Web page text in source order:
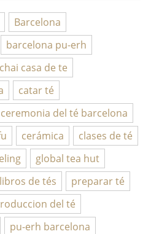
Barcelona
barcelona pu-erh
casa de te
catar té
ceremonia del té barcelona
cerámica
clases de té
global tea hut
libros de tés
preparar té
del té
pu-erh barcelona